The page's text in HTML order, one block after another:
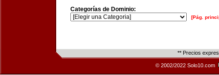
Categorías de Dominio:
[Pág.
** Precios
© 2002/2022 Solo10.com